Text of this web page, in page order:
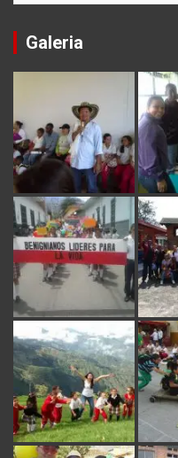
Galeria